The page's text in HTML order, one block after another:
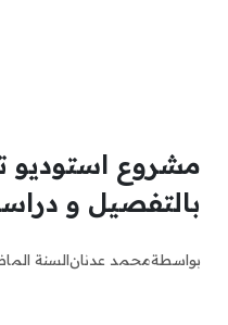
مشروع استوديو
بالتفصيل و
بواسطةمحمد عدنانالسنة